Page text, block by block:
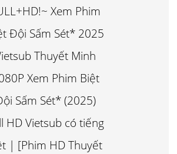
Xem Phim
Đội Sấm Sét* 2025
Thuyết Minh
Xem Phim Biệt
Sấm Sét* (2025)
HD Vietsub có tiếng
| [Phim HD Thuyết